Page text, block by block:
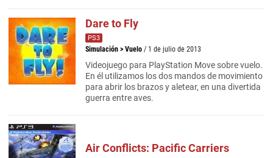
Dare to Fly
PS3
Simulación > Vuelo / 1 de julio de 2013
Videojuego para PlayStation Move sobre vuelo.
En él utilizamos los dos mandos de movimiento
para abrir los brazos y aletear, en una divertida
guerra entre aves.
Air Conflicts: Pacific Carriers